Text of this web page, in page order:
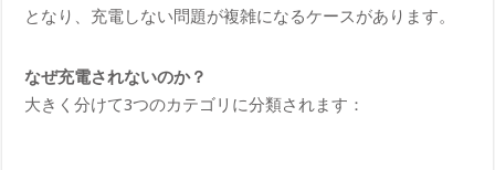
となり、充電しない問題が複雑になるケースがあります。
なぜ充電されないのか？
大きく分けて3つのカテゴリに分類されます：